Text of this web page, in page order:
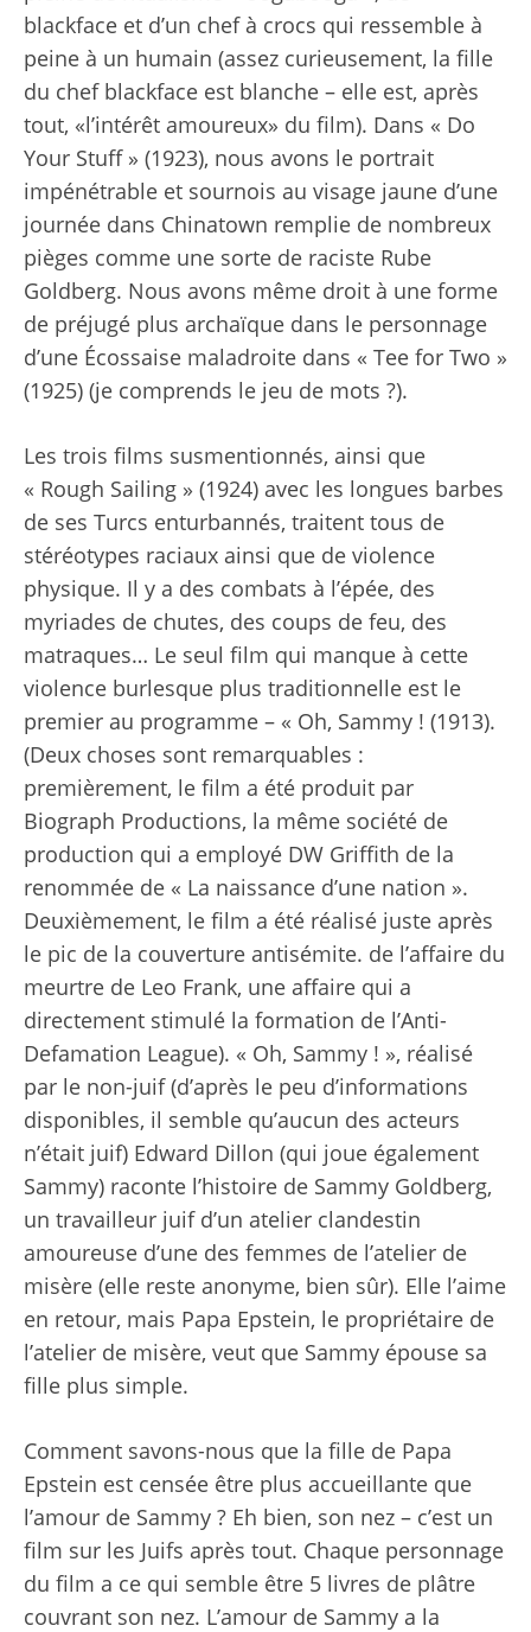
blackface et d’un chef à crocs qui ressemble à
peine à un humain (assez curieusement, la fille
du chef blackface est blanche – elle est, après
tout, «l’intérêt amoureux» du film). Dans « Do
Your Stuff » (1923), nous avons le portrait
impénétrable et sournois au visage jaune d’une
journée dans Chinatown remplie de nombreux
pièges comme une sorte de raciste Rube
Goldberg. Nous avons même droit à une forme
de préjugé plus archaïque dans le personnage
d’une Écossaise maladroite dans « Tee for Two »
(1925) (je comprends le jeu de mots ?).
Les trois films susmentionnés, ainsi que
« Rough Sailing » (1924) avec les longues barbes
de ses Turcs enturbannés, traitent tous de
stéréotypes raciaux ainsi que de violence
physique. Il y a des combats à l’épée, des
myriades de chutes, des coups de feu, des
matraques… Le seul film qui manque à cette
violence burlesque plus traditionnelle est le
premier au programme – « Oh, Sammy ! (1913).
(Deux choses sont remarquables :
premièrement, le film a été produit par
Biograph Productions, la même société de
production qui a employé DW Griffith de la
renommée de « La naissance d’une nation ».
Deuxièmement, le film a été réalisé juste après
le pic de la couverture antisémite. de l’affaire du
meurtre de Leo Frank, une affaire qui a
directement stimulé la formation de l’Anti-
Defamation League). « Oh, Sammy ! », réalisé
par le non-juif (d’après le peu d’informations
disponibles, il semble qu’aucun des acteurs
n’était juif) Edward Dillon (qui joue également
Sammy) raconte l’histoire de Sammy Goldberg,
un travailleur juif d’un atelier clandestin
amoureuse d’une des femmes de l’atelier de
misère (elle reste anonyme, bien sûr). Elle l’aime
en retour, mais Papa Epstein, le propriétaire de
l’atelier de misère, veut que Sammy épouse sa
fille plus simple.
Comment savons-nous que la fille de Papa
Epstein est censée être plus accueillante que
l’amour de Sammy ? Eh bien, son nez – c’est un
film sur les Juifs après tout. Chaque personnage
du film a ce qui semble être 5 livres de plâtre
couvrant son nez. L’amour de Sammy a la